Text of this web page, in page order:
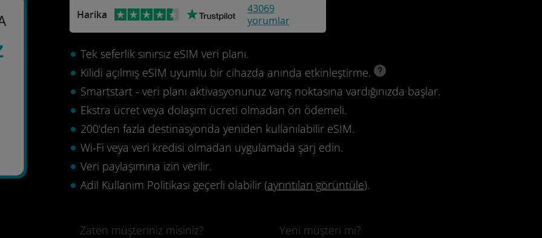
Harika
43069
yorumlar
Tek seferlik sınırsız eSIM veri planı.
Kilidi açılmış eSIM uyumlu bir cihazda anında etkinleştirme.
Smartstart - veri planı aktivasyonunuz varış noktasına vardığınızda başlar.
Ekstra ücret veya dolaşım ücreti olmadan ön ödemeli.
200'den fazla destinasyonda yeniden kullanılabilir eSIM.
Wi-Fi veya veri kredisi olmadan uygulamada şarj edin.
Veri paylaşımına izin verilir.
Adil Kullanım Politikası geçerli olabilir (ayrıntıları görüntüle).
Zaten müşteriniz misiniz?
Yeni müşteri mi?